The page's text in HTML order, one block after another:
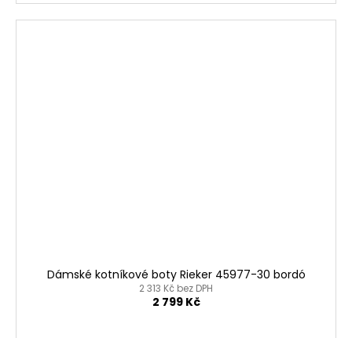
Dámské kotníkové boty Rieker 45977-30 bordó
2 313 Kč bez DPH
2 799 Kč